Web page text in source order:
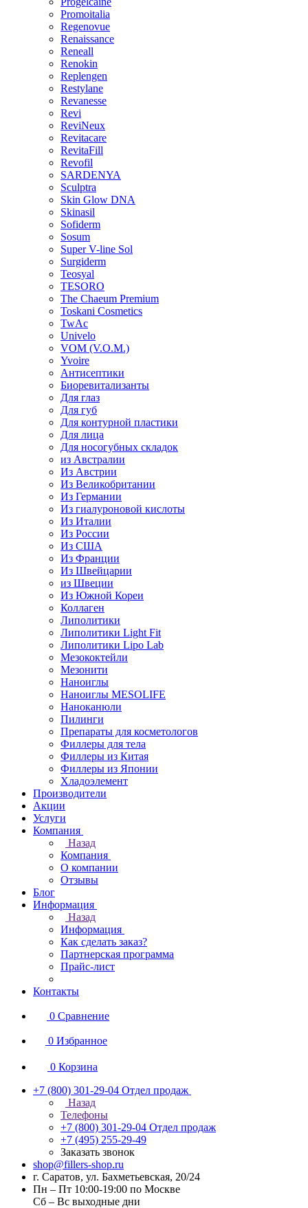
Promoitalia
Regenovue
Renaissance
Reneall
Renokin
Replengen
Restylane
Revanesse
Revi
ReviNeux
Revitacare
RevitaFill
Revofil
SARDENYA
Sculptra
Skin Glow DNA
Skinasil
Sofiderm
Sosum
Super V-line Sol
Surgiderm
Teosyal
TESORO
The Chaeum Premium
Toskani Cosmetics
TwAc
Univelo
VOM (V.O.M.)
Yvoire
Антисептики
Биоревитализанты
Для глаз
Для губ
Для контурной пластики
Для лица
Для носогубных складок
из Австралии
Из Австрии
Из Великобритании
Из Германии
Из гиалуроновой кислоты
Из Италии
Из России
Из США
Из Франции
Из Швейцарии
из Швеции
Из Южной Кореи
Коллаген
Липолитики
Липолитики Light Fit
Липолитики Lipo Lab
Мезококтейли
Мезонити
Наноиглы
Наноиглы MESOLIFE
Наноканюли
Пилинги
Препараты для косметологов
Филлеры для тела
Филлеры из Китая
Филлеры из Японии
Хладоэлемент
Производители
Акции
Услуги
Компания
Назад
Компания
О компании
Отзывы
Блог
Информация
Назад
Информация
Как сделать заказ?
Партнерская программа
Прайс-лист
Контакты
0 Сравнение
0 Избранное
0 Корзина
+7 (800) 301-29-04 Отдел продаж
Назад
Телефоны
+7 (800) 301-29-04 Отдел продаж
+7 (495) 255-29-49
Заказать звонок
shop@fillers-shop.ru
г. Саратов, ул. Бахметьевская, 20/24
Пн – Пт 10:00-19:00 по Москве
Сб – Вс выходные дни